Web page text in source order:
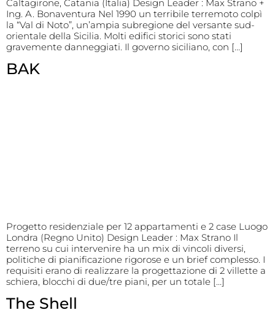
Caltagirone, Catania (Italia) Design Leader : Max Strano +
Ing. A. Bonaventura Nel 1990 un terribile terremoto colpì
la “Val di Noto”, un’ampia subregione del versante sud-
orientale della Sicilia. Molti edifici storici sono stati
gravemente danneggiati. Il governo siciliano, con […]
BAK
Progetto residenziale per 12 appartamenti e 2 case Luogo
Londra (Regno Unito) Design Leader : Max Strano Il
terreno su cui intervenire ha un mix di vincoli diversi,
politiche di pianificazione rigorose e un brief complesso. I
requisiti erano di realizzare la progettazione di 2 villette a
schiera, blocchi di due/tre piani, per un totale […]
The Shell